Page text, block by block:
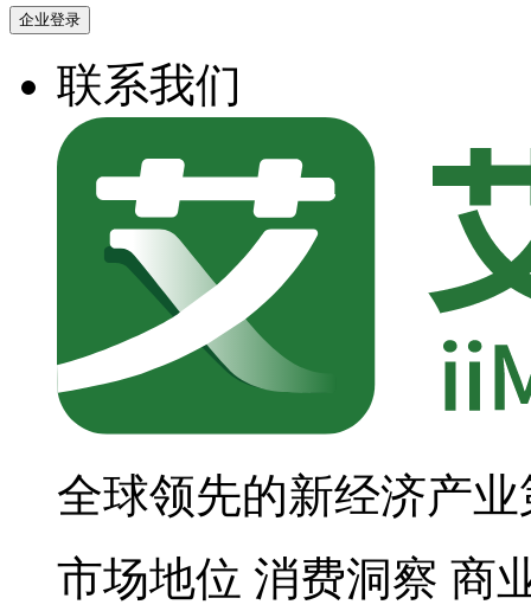
企业登录
联系我们
全球领先的新经济产
市场地位 消费洞察 商